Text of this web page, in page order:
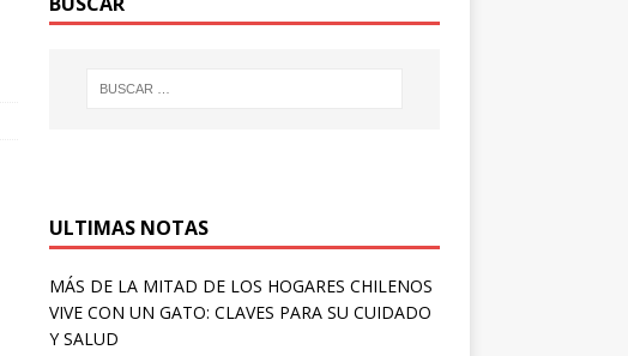
ULTIMAS NOTAS
MÁS DE LA MITAD DE LOS HOGARES CHILENOS
VIVE CON UN GATO: CLAVES PARA SU CUIDADO
Y SALUD